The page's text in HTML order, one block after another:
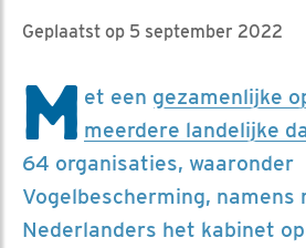
Geplaatst op 5 september 2022
M et een gezamenlijke
meerdere landelijke
64 organisaties, waaronder
Vogelbescherming, namens
Nederlanders het kabinet